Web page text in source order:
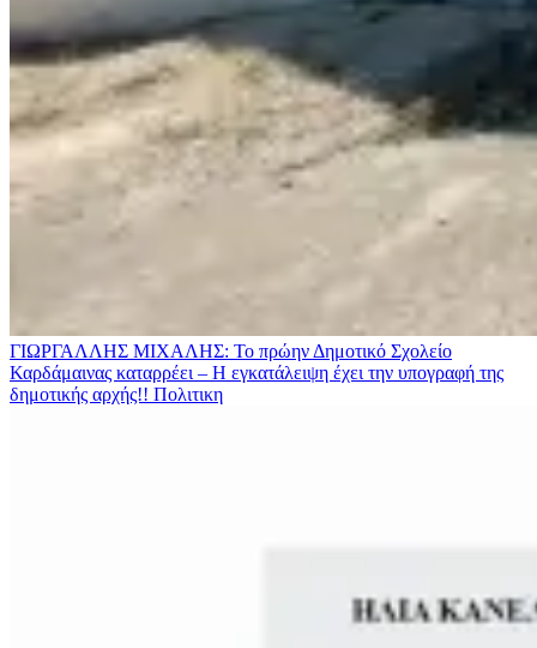
ΓΙΩΡΓΑΛΛΗΣ ΜΙΧΑΛΗΣ: Το πρώην Δημοτικό Σχολείο
Καρδάμαινας καταρρέει – Η εγκατάλειψη έχει την υπογραφή της
δημοτικής αρχής!! Πολιτικη